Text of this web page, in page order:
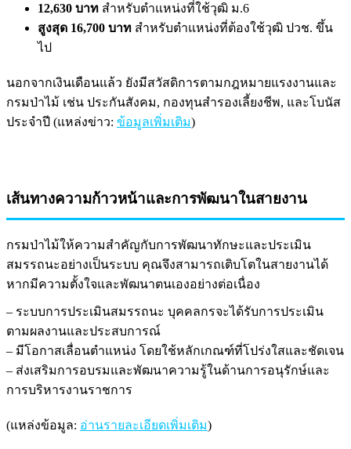
12,630 บาท สำหรับตำแหน่งที่ใช้วุฒิ ม.6
สูงสุด 16,700 บาท สำหรับตำแหน่งที่ต้องใช้วุฒิ ปวช. ขึ้น
ไป
นอกจากเงินเดือนแล้ว ยังมีสวัสดิการตามกฎหมายแรงงานและ
กรมป่าไม้ เช่น ประกันสังคม, กองทุนสำรองเลี้ยงชีพ, และโบนัส
ประจำปี (แหล่งข่าว: ข้อมูลเพิ่มเติม)
เส้นทางความก้าวหน้าและการพัฒนาในสายงาน
กรมป่าไม้ให้ความสำคัญกับการพัฒนาทักษะและประเมิน
สมรรถนะอย่างเป็นระบบ คุณจึงสามารถเติบโตในสายงานได้
หากมีความตั้งใจและพัฒนาตนเองอย่างต่อเนื่อง
– ระบบการประเมินสมรรถนะ บุคคลกรจะได้รับการประเมิน
ตามผลงานและประสบการณ์
– มีโอกาสเลื่อนตำแหน่ง โดยใช้หลักเกณฑ์ที่โปร่งใสและชัดเจน
– ส่งเสริมการอบรมและพัฒนาความรู้ในด้านการอนุรักษ์และ
การบริหารงานราชการ
(แหล่งข้อมูล: อ่านรายละเอียดเพิ่มเติม)